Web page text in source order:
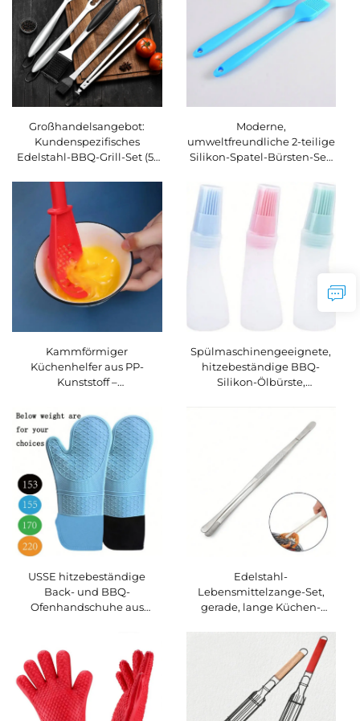
und Outdoor-Küche
Großhandelsangebot:
Kundenspezifisches
Edelstahl-BBQ-Grill-Set (5-
robust – Grillgabel,
Küchenzange und Ölpinsel
Moderne,
umweltfreundliche 2-teilige
Silikon-Spatel-Bürsten-Set:
Basting-Pastetenbürste für
Kochen und Grillen (BBQ)
Kammförmiger
Küchenhelfer aus PP-
Kunststoff –
Löffel für Spaghetti, Nudeln
und Pasta, spülmaschinen-
und tiefkühlfest, geeignet
für den Hausgebrauch
Spülmaschinengeeignete,
hitzebeständige BBQ-
Silikon-Ölbürste,
Kuchenherstellung
USSE hitzebeständige
Back- und BBQ-
Ofenhandschuhe aus
Mikrowelle
Edelstahl-
Lebensmittelzange-Set,
gerade, lange Küchen-